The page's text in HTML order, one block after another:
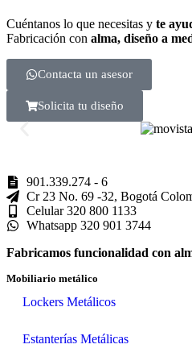
Cuéntanos lo que necesitas y te
Fabricación con alma, diseño a
Contacta un asesor
Solicita tu diseño
901.339.274 - 6
Cr 23 No. 69 -32, Bogotá
Celular 320 800 1133
Whatsapp 320 901 3744
Fabricamos funcionalidad con
Mobiliario metálico
Lockers Metálicos
Estanterías Metálicas